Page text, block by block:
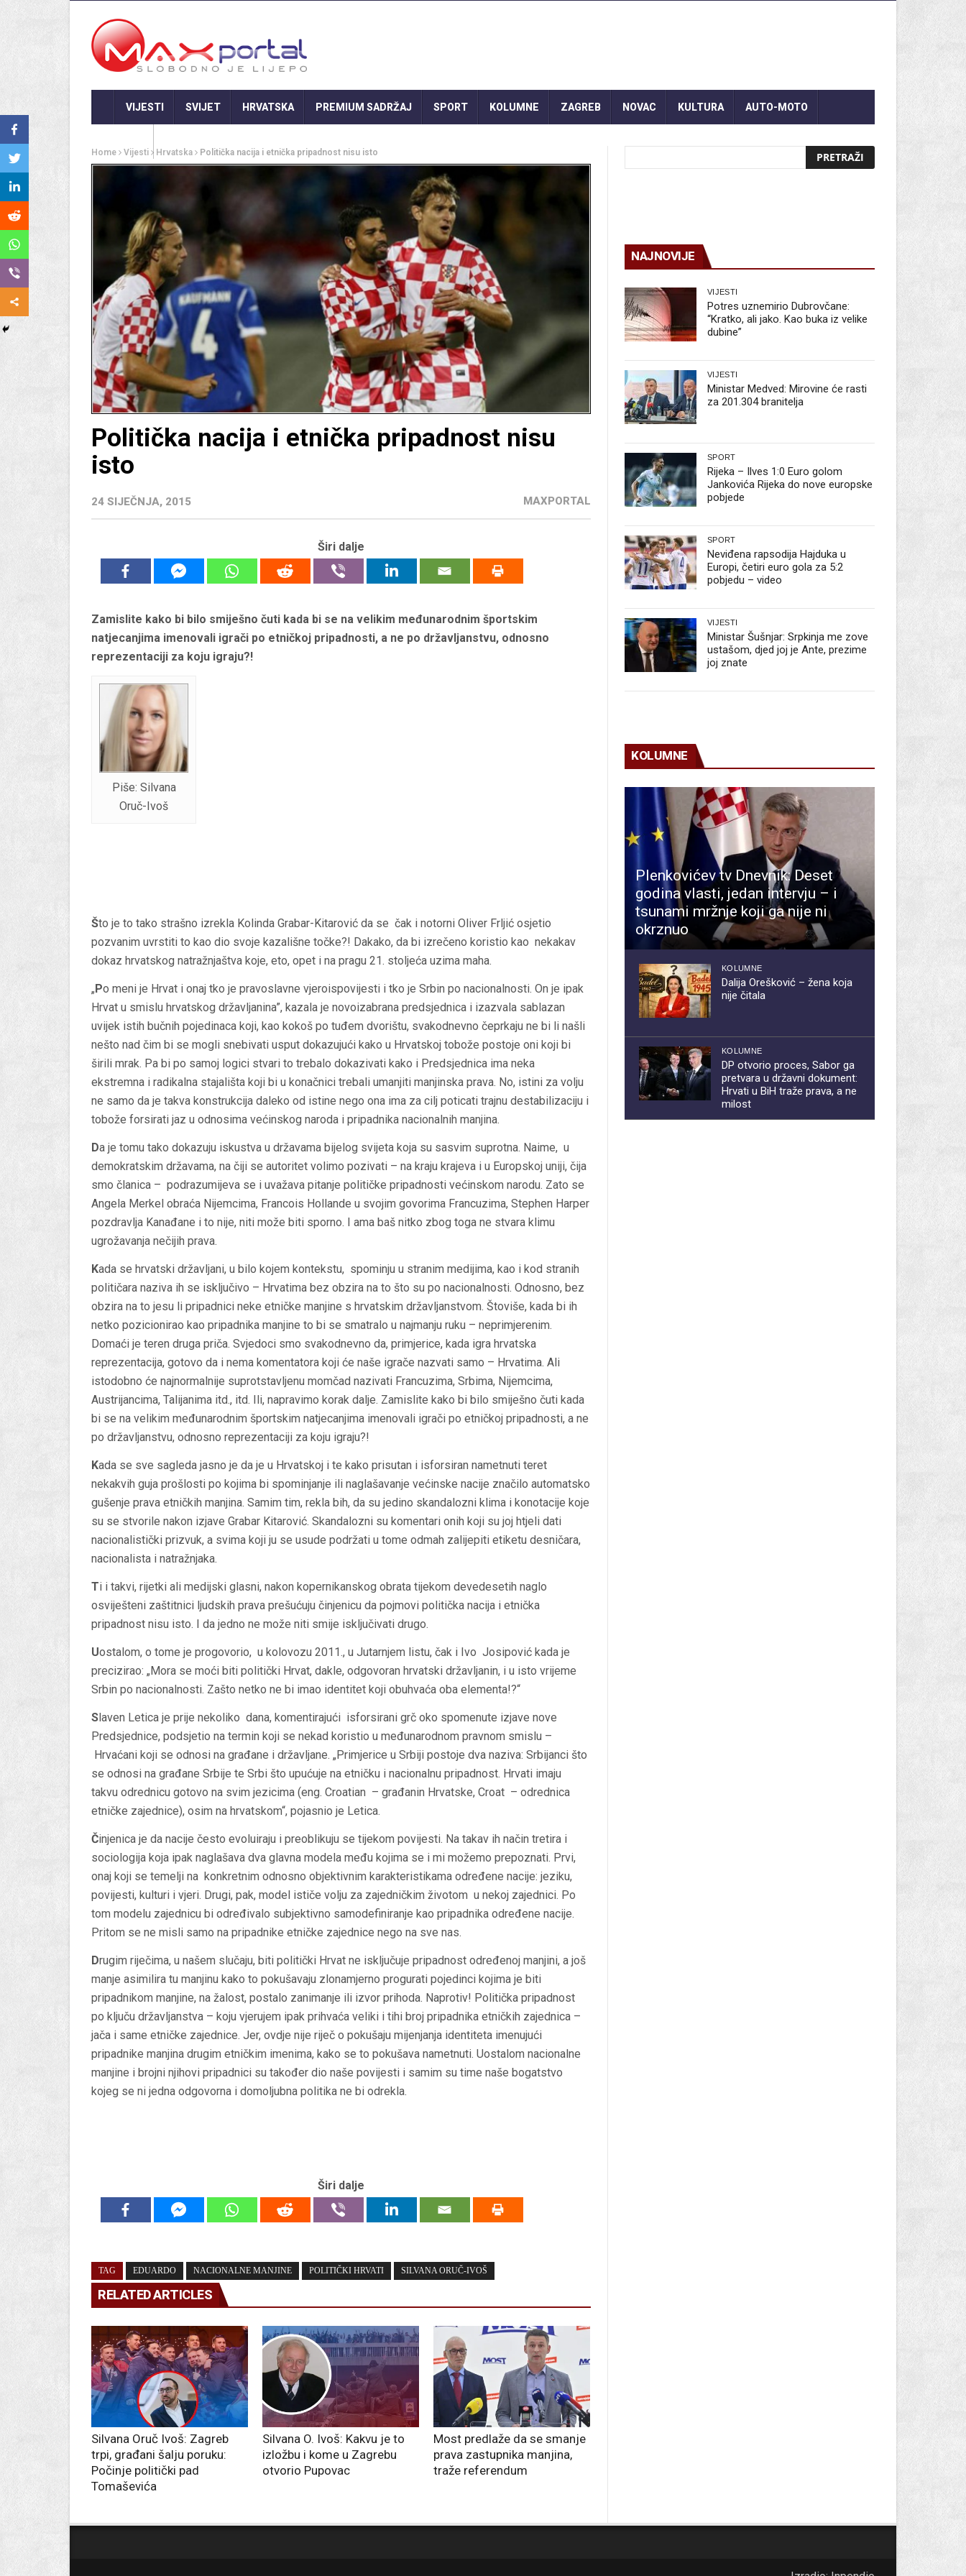
VIJESTI SVIJET HRVATSKA PREMIUM SADRŽAJ SPORT KOLUMNE ZAGREB NOVAC KULTURA AUTO-MOTO
Home Vijesti Hrvatska Politička nacija i etnička pripadnost nisu isto
Politička nacija i etnička pripadnost nisu
isto
24 SIJEČNJA, 2015 MAXPORTAL
Širi dalje
Zamislite kako bi bilo smiješno čuti kada bi se na velikim međunarodnim športskim
natjecanjima imenovali igrači po etničkoj pripadnosti, a ne po državljanstvu, odnosno
reprezentaciji za koju igraju?!
Piše: Silvana
Oruč-Ivoš
Što je to tako strašno izrekla Kolinda Grabar-Kitarović da se čak i notorni Oliver Frljić osjetio
pozvanim uvrstiti to kao dio svoje kazališne točke?! Dakako, da bi izrečeno koristio kao nekakav
dokaz hrvatskog natražnjaštva koje, eto, opet i na pragu 21. stoljeća uzima maha.
„Po meni je Hrvat i onaj tko je pravoslavne vjeroispovijesti i tko je Srbin po nacionalnosti. On je ipak
Hrvat u smislu hrvatskog državljanina”, kazala je novoizabrana predsjednica i izazvala sablazan
uvijek istih bučnih pojedinaca koji, kao kokoš po tuđem dvorištu, svakodnevno čeprkaju ne bi li našli
nešto nad čim bi se mogli snebivati usput dokazujući kako u Hrvatskoj tobože postoje oni koji bi
širili mrak. Pa bi po samoj logici stvari to trebalo dokazivati kako i Predsjednica ima neka
ekstremna i radikalna stajališta koji bi u konačnici trebali umanjiti manjinska prava. No, istini za volju
ne samo da je takva konstrukcija daleko od istine nego ona ima za cilj poticati trajnu destabilizaciju i
tobože forsirati jaz u odnosima većinskog naroda i pripadnika nacionalnih manjina.
Da je tomu tako dokazuju iskustva u državama bijelog svijeta koja su sasvim suprotna. Naime, u
demokratskim državama, na čiji se autoritet volimo pozivati – na kraju krajeva i u Europskoj uniji, čija
smo članica – podrazumijeva se i uvažava pitanje političke pripadnosti većinskom narodu. Zato se
Angela Merkel obraća Nijemcima, Francois Hollande u svojim govorima Francuzima, Stephen Harper
pozdravlja Kanađane i to nije, niti može biti sporno. I ama baš nitko zbog toga ne stvara klimu
ugrožavanja nečijih prava.
Kada se hrvatski državljani, u bilo kojem kontekstu, spominju u stranim medijima, kao i kod stranih
političara naziva ih se isključivo – Hrvatima bez obzira na to što su po nacionalnosti. Odnosno, bez
obzira na to jesu li pripadnici neke etničke manjine s hrvatskim državljanstvom. Štoviše, kada bi ih
netko pozicionirao kao pripadnika manjine to bi se smatralo u najmanju ruku – neprimjerenim.
Domaći je teren druga priča. Svjedoci smo svakodnevno da, primjerice, kada igra hrvatska
reprezentacija, gotovo da i nema komentatora koji će naše igrače nazvati samo – Hrvatima. Ali
istodobno će najnormalnije suprotstavljenu momčad nazivati Francuzima, Srbima, Nijemcima,
Austrijancima, Talijanima itd., itd. Ili, napravimo korak dalje. Zamislite kako bi bilo smiješno čuti kada
bi se na velikim međunarodnim športskim natjecanjima imenovali igrači po etničkoj pripadnosti, a ne
po državljanstvu, odnosno reprezentaciji za koju igraju?!
Kada se sve sagleda jasno je da je u Hrvatskoj i te kako prisutan i isforsiran nametnuti teret
nekakvih guja prošlosti po kojima bi spominjanje ili naglašavanje većinske nacije značilo automatsko
gušenje prava etničkih manjina. Samim tim, rekla bih, da su jedino skandalozni klima i konotacije koje
su se stvorile nakon izjave Grabar Kitarović. Skandalozni su komentari onih koji su joj htjeli dati
nacionalistički prizvuk, a svima koji ju se usude podržati u tome odmah zalijepiti etiketu desničara,
nacionalista i natražnjaka.
Ti i takvi, rijetki ali medijski glasni, nakon kopernikanskog obrata tijekom devedesetih naglo
osviješteni zaštitnici ljudskih prava prešućuju činjenicu da pojmovi politička nacija i etnička
pripadnost nisu isto. I da jedno ne može niti smije isključivati drugo.
Uostalom, o tome je progovorio, u kolovozu 2011., u Jutarnjem listu, čak i Ivo Josipović kada je
precizirao: „Mora se moći biti politički Hrvat, dakle, odgovoran hrvatski državljanin, i u isto vrijeme
Srbin po nacionalnosti. Zašto netko ne bi imao identitet koji obuhvaća oba elementa!?“
Slaven Letica je prije nekoliko dana, komentirajući isforsirani grč oko spomenute izjave nove
Predsjednice, podsjetio na termin koji se nekad koristio u međunarodnom pravnom smislu –
Hrvaćani koji se odnosi na građane i državljane. „Primjerice u Srbiji postoje dva naziva: Srbijanci što
se odnosi na građane Srbije te Srbi što upućuje na etničku i nacionalnu pripadnost. Hrvati imaju
takvu odrednicu gotovo na svim jezicima (eng. Croatian – građanin Hrvatske, Croat – odrednica
etničke zajednice), osim na hrvatskom“, pojasnio je Letica.
Činjenica je da nacije često evoluiraju i preoblikuju se tijekom povijesti. Na takav ih način tretira i
sociologija koja ipak naglašava dva glavna modela među kojima se i mi možemo prepoznati. Prvi,
onaj koji se temelji na konkretnim odnosno objektivnim karakteristikama određene nacije: jeziku,
povijesti, kulturi i vjeri. Drugi, pak, model ističe volju za zajedničkim životom u nekoj zajednici. Po
tom modelu zajednicu bi određivalo subjektivno samodefiniranje kao pripadnika određene nacije.
Pritom se ne misli samo na pripadnike etničke zajednice nego na sve nas.
Drugim riječima, u našem slučaju, biti politički Hrvat ne isključuje pripadnost određenoj manjini, a još
manje asimilira tu manjinu kako to pokušavaju zlonamjerno progurati pojedinci kojima je biti
pripadnikom manjine, na žalost, postalo zanimanje ili izvor prihoda. Naprotiv! Politička pripadnost
po ključu državljanstva – koju vjerujem ipak prihvaća veliki i tihi broj pripadnika etničkih zajednica –
jača i same etničke zajednice. Jer, ovdje nije riječ o pokušaju mijenjanja identiteta imenujući
pripadnike manjina drugim etničkim imenima, kako se to pokušava nametnuti. Uostalom nacionalne
manjine i brojni njihovi pripadnici su također dio naše povijesti i samim su time naše bogatstvo
kojeg se ni jedna odgovorna i domoljubna politika ne bi odrekla.
Širi dalje
TAG EDUARDO NACIONALNE MANJINE POLITIČKI HRVATI SILVANA ORUČ-IVOŠ
RELATED ARTICLES
Silvana Oruč Ivoš: Zagreb
trpi, građani šalju poruku:
Počinje politički pad
Tomaševića
Silvana O. Ivoš: Kakvu je to
izložbu i kome u Zagrebu
otvorio Pupovac
Most predlaže da se smanje
prava zastupnika manjina,
traže referendum
NAJNOVIJE
VIJESTI
Potres uznemirio Dubrovčane:
“Kratko, ali jako. Kao buka iz velike
dubine”
VIJESTI
Ministar Medved: Mirovine će rasti
za 201.304 branitelja
SPORT
Rijeka – Ilves 1:0 Euro golom
Jankovića Rijeka do nove europske
pobjede
SPORT
Neviđena rapsodija Hajduka u
Europi, četiri euro gola za 5:2
pobjedu – video
VIJESTI
Ministar Šušnjar: Srpkinja me zove
ustašom, djed joj je Ante, prezime
joj znate
KOLUMNE
Plenkovićev tv Dnevnik: Deset
godina vlasti, jedan intervju – i
tsunami mržnje koji ga nije ni
okrznuo
KOLUMNE
Dalija Orešković – žena koja
nije čitala
KOLUMNE
DP otvorio proces, Sabor ga
pretvara u državni dokument:
Hrvati u BiH traže prava, a ne
milost